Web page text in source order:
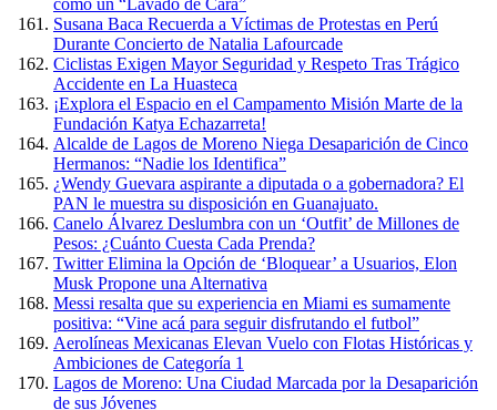
como un “Lavado de Cara”
Susana Baca Recuerda a Víctimas de Protestas en Perú
Durante Concierto de Natalia Lafourcade
Ciclistas Exigen Mayor Seguridad y Respeto Tras Trágico
Accidente en La Huasteca
¡Explora el Espacio en el Campamento Misión Marte de la
Fundación Katya Echazarreta!
Alcalde de Lagos de Moreno Niega Desaparición de Cinco
Hermanos: “Nadie los Identifica”
¿Wendy Guevara aspirante a diputada o a gobernadora? El
PAN le muestra su disposición en Guanajuato.
Canelo Álvarez Deslumbra con un ‘Outfit’ de Millones de
Pesos: ¿Cuánto Cuesta Cada Prenda?
Twitter Elimina la Opción de ‘Bloquear’ a Usuarios, Elon
Musk Propone una Alternativa
Messi resalta que su experiencia en Miami es sumamente
positiva: “Vine acá para seguir disfrutando el futbol”
Aerolíneas Mexicanas Elevan Vuelo con Flotas Históricas y
Ambiciones de Categoría 1
Lagos de Moreno: Una Ciudad Marcada por la Desaparición
de sus Jóvenes